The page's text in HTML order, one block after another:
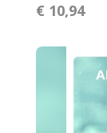
€ 10,94